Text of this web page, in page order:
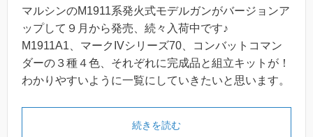
マルシンのM1911系発火式モデルガンがバージョンア
ップして９月から発売、続々入荷中です♪
M1911A1、マークIVシリーズ70、コンバットコマン
ダーの３種４色、それぞれに完成品と組立キットが！
わかりやすいように一覧にしていきたいと思います。
続きを読む